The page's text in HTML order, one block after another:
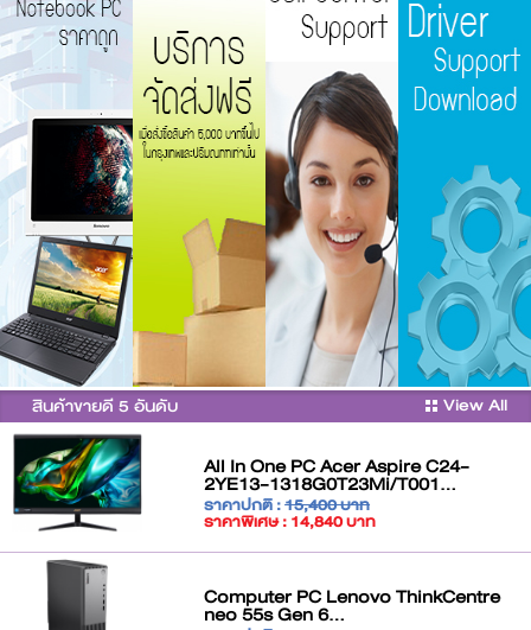
สินค้าขายดี 5 อันดับ View All
All In One PC Acer Aspire C24-
2YE13-1318G0T23Mi/T001...
ราคาปกติ :15,400 บาท
ราคาพิเศษ : 14,840 บาท
Computer PC Lenovo ThinkCentre
neo 55s Gen 6...